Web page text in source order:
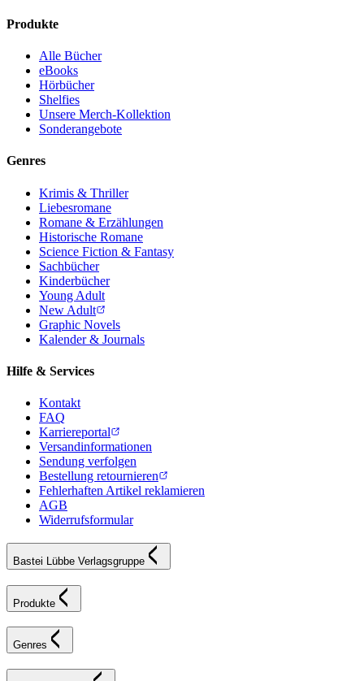
Produkte
Alle Bücher
eBooks
Hörbücher
Shelfies
Unsere Merch-Kollektion
Sonderangebote
Genres
Krimis & Thriller
Liebesromane
Romane & Erzählungen
Historische Romane
Science Fiction & Fantasy
Sachbücher
Kinderbücher
Young Adult
New Adult
Graphic Novels
Kalender & Journals
Hilfe & Services
Kontakt
FAQ
Karriereportal
Versandinformationen
Sendung verfolgen
Bestellung retournieren
Fehlerhaften Artikel reklamieren
AGB
Widerrufsformular
Bastei Lübbe Verlagsgruppe
Produkte
Genres